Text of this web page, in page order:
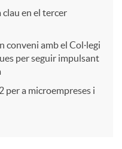
clau en el tercer
conveni amb el Col·legi
per seguir impulsant
per a microempreses i